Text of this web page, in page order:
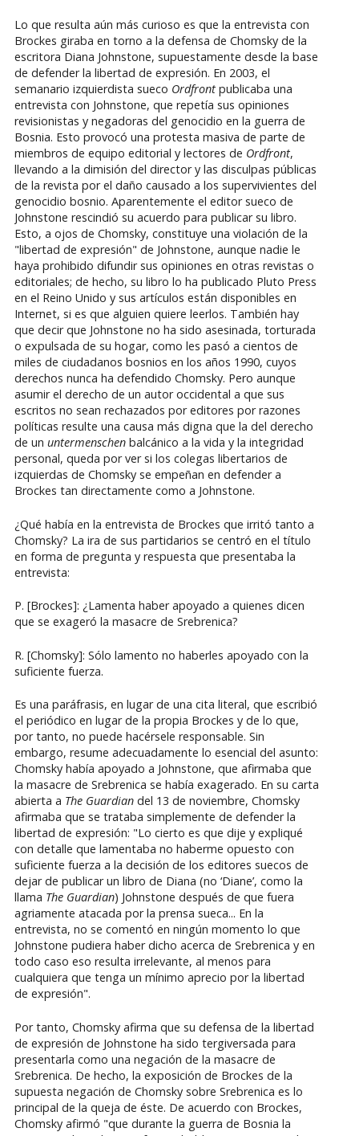
Lo que resulta aún más curioso es que la entrevista con
Brockes giraba en torno a la defensa de Chomsky de la
escritora Diana Johnstone, supuestamente desde la base
de defender la libertad de expresión. En 2003, el
semanario izquierdista sueco Ordfrontpublicaba una
entrevista con Johnstone, que repetía sus opiniones
revisionistas y negadoras del genocidio en la guerra de
Bosnia. Esto provocó una protesta masiva de parte de
miembros de equipo editorial y lectores de Ordfront,
llevando a la dimisión del director y las disculpas públicas
de la revista por el daño causado a los supervivientes del
genocidio bosnio. Aparentemente el editor sueco de
Johnstone rescindió su acuerdo para publicar su libro.
Esto, a ojos de Chomsky, constituye una violación de la
"libertad de expresión" de Johnstone, aunque nadie le
haya prohibido difundir sus opiniones en otras revistas o
editoriales; de hecho, su libro lo ha publicado Pluto Press
en el Reino Unido y sus artículos están disponibles en
Internet, si es que alguien quiere leerlos. También hay
que decir que Johnstone no ha sido asesinada, torturada
o expulsada de su hogar, como les pasó a cientos de
miles de ciudadanos bosnios en los años 1990, cuyos
derechos nunca ha defendido Chomsky. Pero aunque
asumir el derecho de un autor occidental a que sus
escritos no sean rechazados por editores por razones
políticas resulte una causa más digna que la del derecho
de un untermenschenbalcánico a la vida y la integridad
personal, queda por ver si los colegas libertarios de
izquierdas de Chomsky se empeñan en defender a
Brockes tan directamente como a Johnstone.
¿Qué había en la entrevista de Brockes que irritó tanto a
Chomsky? La ira de sus partidarios se centró en el título
en forma de pregunta y respuesta que presentaba la
entrevista:
P. [Brockes]: ¿Lamenta haber apoyado a quienes dicen
que se exageró la masacre de Srebrenica?
R. [Chomsky]: Sólo lamento no haberles apoyado con la
suficiente fuerza.
Es una paráfrasis, en lugar de una cita literal, que escribió
el periódico en lugar de la propia Brockes y de lo que,
por tanto, no puede hacérsele responsable. Sin
embargo, resume adecuadamente lo esencial del asunto:
Chomsky había apoyado a Johnstone, que afirmaba que
la masacre de Srebrenica se había exagerado. En su carta
abierta a The Guardian del 13 de noviembre, Chomsky
afirmaba que se trataba simplemente de defender la
libertad de expresión: "Lo cierto es que dije y expliqué
con detalle que lamentaba no haberme opuesto con
suficiente fuerza a la decisión de los editores suecos de
dejar de publicar un libro de Diana (no ‘Diane’, como la
llama The Guardian) Johnstone después de que fuera
agriamente atacada por la prensa sueca... En la
entrevista, no se comentó en ningún momento lo que
Johnstone pudiera haber dicho acerca de Srebrenica y en
todo caso eso resulta irrelevante, al menos para
cualquiera que tenga un mínimo aprecio por la libertad
de expresión".
Por tanto, Chomsky afirma que su defensa de la libertad
de expresión de Johnstone ha sido tergiversada para
presentarla como una negación de la masacre de
Srebrenica. De hecho, la exposición de Brockes de la
supuesta negación de Chomsky sobre Srebrenica es lo
principal de la queja de éste. De acuerdo con Brockes,
Chomsky afirmó "que durante la guerra de Bosnia la